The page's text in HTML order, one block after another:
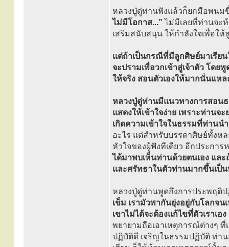
หลวงปู่ดู่ท่านฟังแล้วก็ยกมือพนม
ไม่มีโอกาส...” ไม่มีเลยที่ท่านจะ
เสริมสนับสนุน ให้กำลังใจเพื่อใ
แต่ถ้าเป็นกรณีที่มีลูกศิษย์มาเรีย
จะปรามเพื่อวกเข้าสู่เจ้าตัว โด
ให้จริง สอนตัวเองให้มากนั่นแหล
หลวงปู่ดู่ท่านมีแนวทางการสอนธ
แสดงให้เข้าใจง่าย เพราะท่าน
เกิดความเข้าใจในธรรมที่ท่านน
อะไร แต่สำหรับบรรดาศิษย์ทั้งห
หัวใจของผู้ฟังทีเดียว อีกประการ
ได้มาพบเห็นท่านด้วยตนเอง แล
และศรัทธาในตัวท่านมากขึ้นเป็
หลวงปู่ดู่ท่านพูดถึงการประพฤติ
เข็ม เรามัวพากันยุ่งอยู่กับโลกจน
เขาไม่ได้จะต้องแก้ไขที่ตัวเราเ
พยายามถือเอาเหตุการณ์ต่างๆ
ปฏิบัติดี เจริญในธรรมปฏิบัติ ท่า